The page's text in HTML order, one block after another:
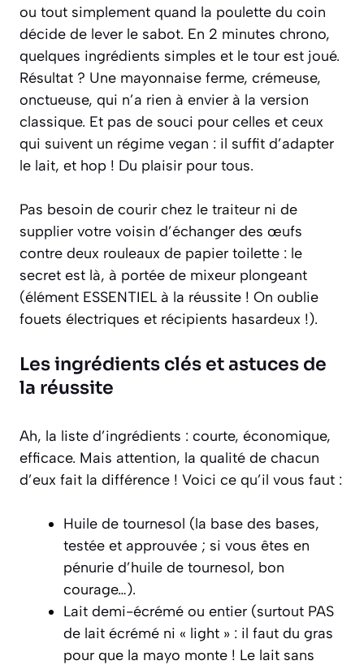
ou tout simplement quand la poulette du coin
décide de lever le sabot. En 2 minutes chrono,
quelques ingrédients simples et le tour est joué.
Résultat ? Une mayonnaise ferme, crémeuse,
onctueuse, qui n’a rien à envier à la version
classique. Et pas de souci pour celles et ceux
qui suivent un régime vegan : il suffit d’adapter
le lait, et hop ! Du plaisir pour tous.
Pas besoin de courir chez le traiteur ni de
supplier votre voisin d’échanger des œufs
contre deux rouleaux de papier toilette : le
secret est là, à portée de mixeur plongeant
(élément ESSENTIEL à la réussite ! On oublie
fouets électriques et récipients hasardeux !).
Les ingrédients clés et astuces de
la réussite
Ah, la liste d’ingrédients : courte, économique,
efficace. Mais attention, la qualité de chacun
d’eux fait la différence ! Voici ce qu’il vous faut :
Huile de tournesol (la base des bases,
testée et approuvée ; si vous êtes en
pénurie d’huile de tournesol, bon
courage…).
Lait demi-écrémé ou entier (surtout PAS
de lait écrémé ni « light » : il faut du gras
pour que la mayo monte ! Le lait sans